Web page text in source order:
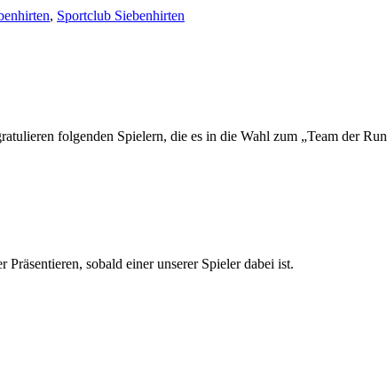
, Sportclub Siebenhirten
folgenden Spielern, die es in die Wahl zum „Team der
sobald einer unserer Spieler dabei ist.